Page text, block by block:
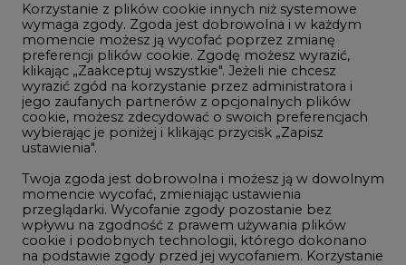
Innowacje i AI
Telekomunikacja i IT
Handel emisjami CO2
Wodór
Górnictwo
Atom
Fotowoltaika
Korzystanie z plików cookie innych niż systemowe
wymaga zgody. Zgoda jest dobrowolna i w każdym
momencie możesz ją wycofać poprzez zmianę
preferencji plików cookie. Zgodę możesz wyrazić,
klikając „Zaakceptuj wszystkie". Jeżeli nie chcesz
wyrazić zgód na korzystanie przez administratora i
jego zaufanych partnerów z opcjonalnych plików
cookie, możesz zdecydować o swoich preferencjach
wybierając je poniżej i klikając przycisk „Zapisz
ustawienia".
Twoja zgoda jest dobrowolna i możesz ją w dowolnym
momencie wycofać, zmieniając ustawienia
przeglądarki. Wycofanie zgody pozostanie bez
wpływu na zgodność z prawem używania plików
cookie i podobnych technologii, którego dokonano
na podstawie zgody przed jej wycofaniem. Korzystanie